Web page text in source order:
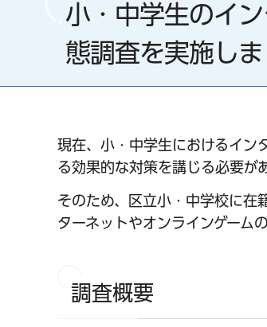
小・中学生のイ
態調査を実施しま
現在、小・中学生におけるイン
る効果的な対策を講じる必要が
そのため、区立小・中学校に在
ターネットやオンラインゲーム
調査概要